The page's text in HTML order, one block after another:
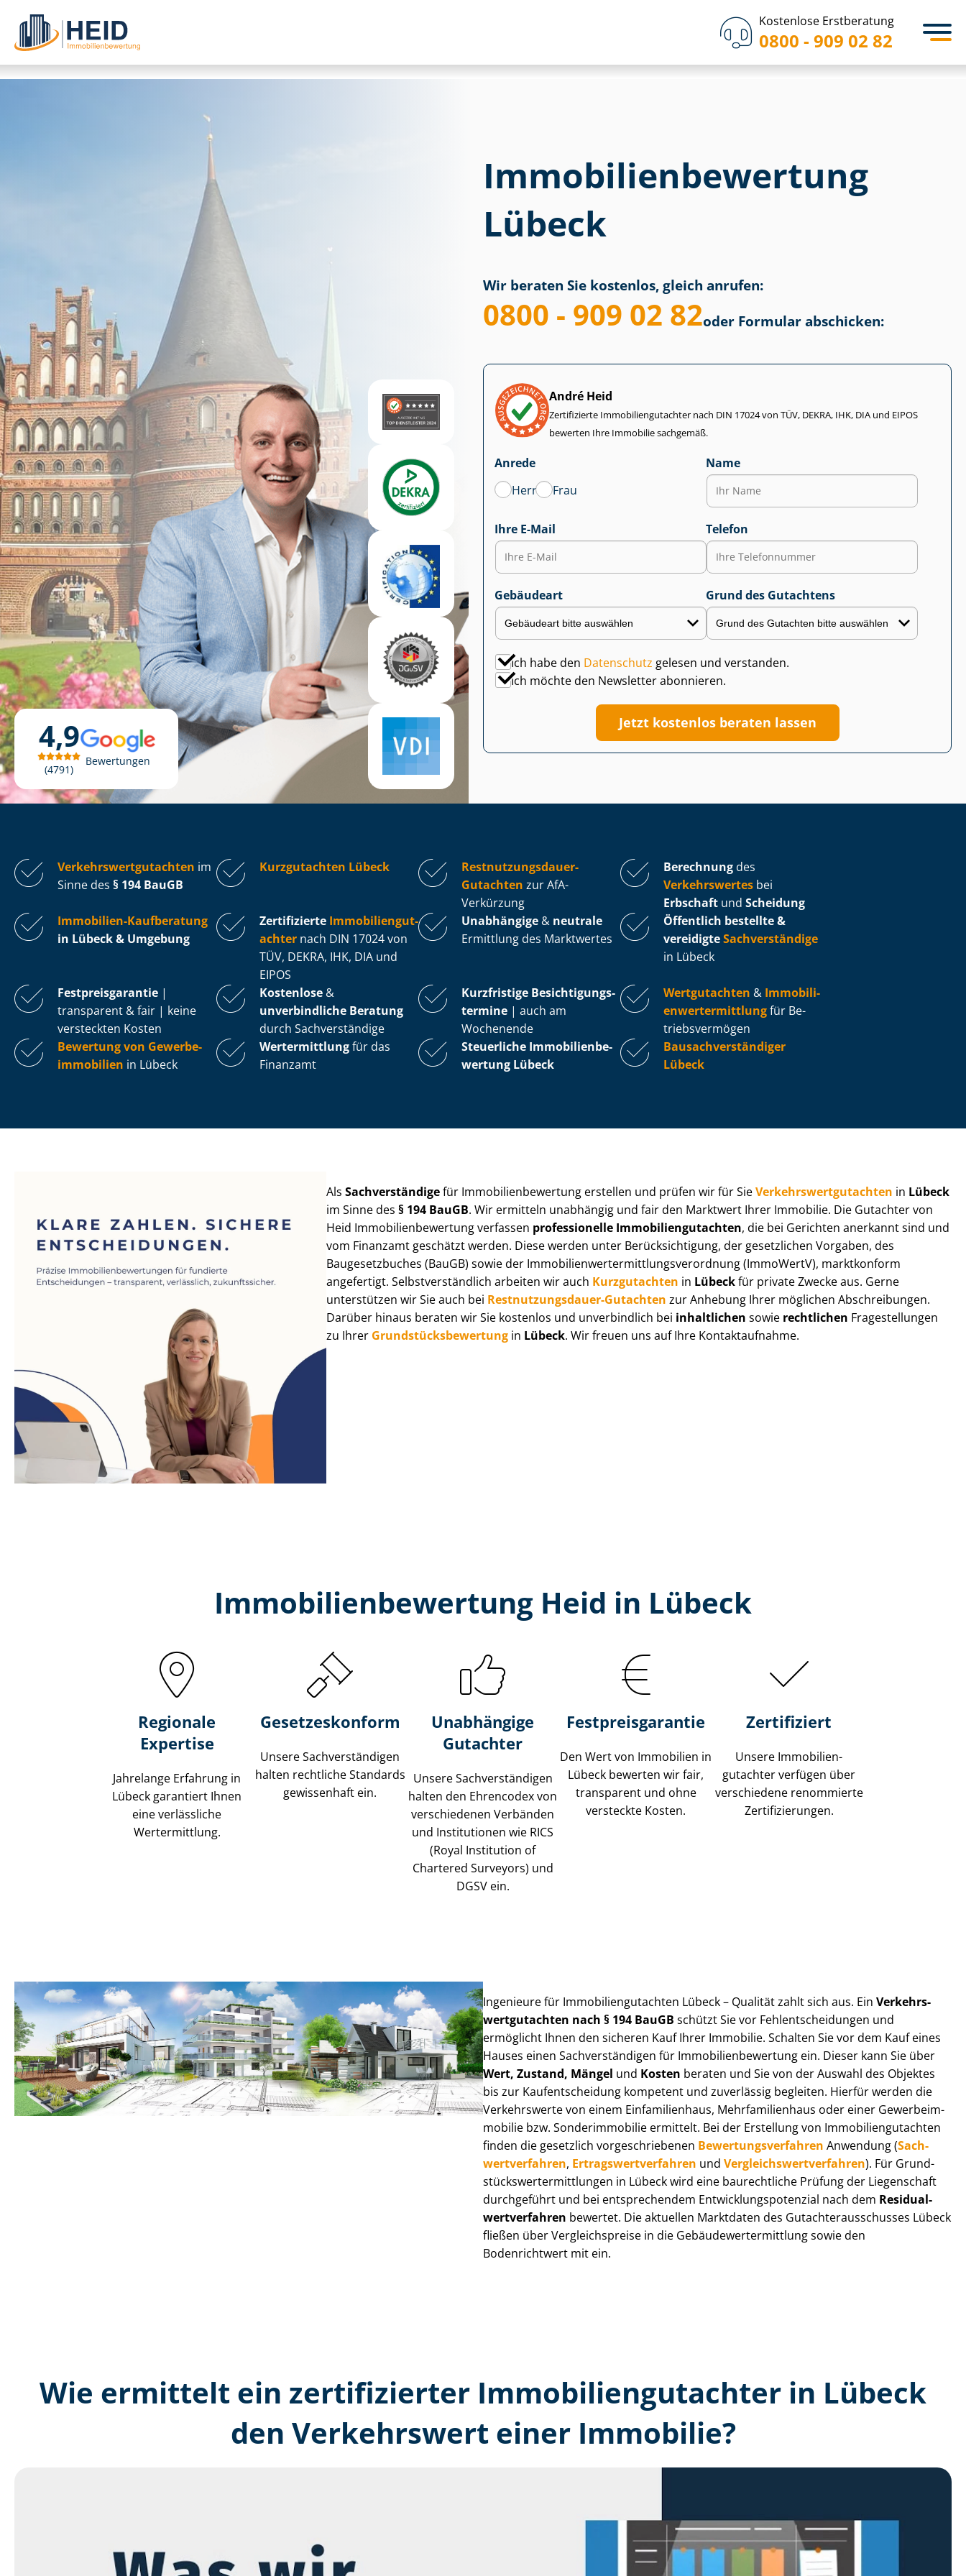
Kostenlose Erstberatung
0800 - 909 02 82
4,9
4791
Bewertungen
Immobilien­bewertung
Lübeck
Wir beraten Sie kostenlos, gleich anrufen:
0800 - 909 02 82oder Formular abschicken:
André Heid
Zertifizierte Im­mo­bi­li­en­gut­ach­ter nach DIN 17024 von TÜV, DEKRA, IHK, DIA und EIPOS
bewerten Ihre Immobilie sachgemäß.
Anrede
Herr
Frau
Name
Ihre E-Mail Telefon
Gebäudeart Grund des Gutachtens
Ich habe den Datenschutz gelesen und verstanden.
Ich möchte den Newsletter abonnieren.
Jetzt kostenlos beraten lassen
Ver­kehrs­wert­gut­ach­ten im
Sinne des § 194 BauGB
Kurzgutachten Lübeck
Rest­nut­zungs­dau­er-
Gutachten zur AfA-
Verkürzung
Berechnung des
Verkehrswertes bei
Erbschaft und Scheidung
Immobilien-Kaufberatung
in Lübeck & Umgebung
Zertifizierte Im­mo­bi­li­en­gut­
ach­ter nach DIN 17024 von
TÜV, DEKRA, IHK, DIA und
EIPOS
Unabhängige & neutrale
Ermittlung des Marktwertes
Öffentlich bestellte &
vereidigteSachverständige
in Lübeck
Fest­preis­ga­ran­tie |
transparent & fair | keine
versteckten Kosten
Kostenlose &
unverbindliche Beratung
durch Sachverständige
Kurzfristige Be­sich­ti­gungs­
ter­mi­ne | auch am
Wochenende
Wertgutachten & Im­mo­bi­li­
en­wert­ermitt­lungfür Be­
triebs­ver­mö­gen
Bewertung von Ge­wer­be­
im­mo­bi­li­en in Lübeck
Wertermittlungfür das
Finanzamt
Steuerliche Im­mo­bi­li­en­be­
wer­tung Lübeck
Bau­sach­ver­stän­di­ger
Lübeck
AlsSachverständigefür Im­mo­bi­li­en­be­wer­tung erstellen und prüfen wir für SieVer­kehrs­wert­gut­ach­ten in Lübeck
im Sinne des§ 194 BauGB. Wir ermitteln unabhängig und fair den Marktwert Ihrer Immobilie. Die Gutachter von
Heid Im­mo­bi­li­en­be­wer­tung verfassen professionelle Im­mo­bi­li­en­gut­ach­ten, die bei Gerichten anerkannt sind und
vom Finanzamt geschätzt werden. Diese werden unter Be­rück­sich­ti­gung, der gesetzlichen Vorgaben, des
Baugesetzbuches (BauGB) sowie der Im­mo­bi­li­en­wert­ermitt­lungs­ver­ord­nung (ImmoWertV), marktkonform
angefertigt. Selbst­ver­ständ­lich arbeiten wir auch Kurzgutachten in Lübeckfür private Zwecke aus. Gerne
unterstützen wir Sie auch bei Rest­nut­zungs­dau­er-Gutachten zur Anhebung Ihrer möglichen Abschreibungen.
Darüber hinaus beraten wir Sie kostenlos und unverbindlich bei inhaltlichen sowie rechtlichen Fragestellungen
zu Ihrer Grund­stücks­be­wer­tung in Lübeck. Wir freuen uns auf Ihre Kontaktaufnahme.
Immobilien­bewertung Heid in Lübeck
Regionale
Expertise
Jahrelange Erfahrung in
Lübeck garantiert Ihnen
eine verlässliche
Wertermittlung.
Gesetzes­konform
Unsere Sach­ver­stän­di­gen
halten rechtliche Standards
gewissenhaft ein.
Unabhängige
Gutachter
Unsere Sach­ver­stän­di­gen
halten den Ehrencodex von
verschiedenen Verbänden
und Institutionen wie RICS
(Royal Institution of
Chartered Surveyors) und
DGSV ein.
Festpreis​garantie
Den Wert von Immobilien in
Lübeck bewerten wir fair,
transparent und ohne
versteckte Kosten.
Zertifiziert
Unsere Immobilien­
gutachter verfügen über
verschiedene renommierte
Zer­ti­fi­zie­run­gen.
Ingenieure für Im­mo­bi­li­en­gut­ach­ten Lübeck – Qualität zahlt sich aus. Ein Ver­kehrs­
wert­gut­ach­ten nach § 194 BauGB schützt Sie vor Fehl­ent­schei­dun­gen und
ermöglicht Ihnen den sicheren Kauf Ihrer Immobilie. Schalten Sie vor dem Kauf eines
Hauses einen Sach­ver­stän­di­gen für Im­mo­bi­li­en­be­wer­tung ein. Dieser kann Sie über
Wert, Zustand, Mängel und Kosten beraten und Sie von der Auswahl des Objektes
bis zur Kauf­ent­schei­dung kompetent und zuverlässig begleiten. Hierfür werden die
Verkehrswerte von einem Einfamilienhaus, Mehr­fa­mi­li­en­haus oder einer Ge­wer­be­im­
mo­bi­lie bzw. Sonderimmobilie ermittelt. Bei der Erstellung von Im­mo­bi­li­en­gut­ach­ten
finden die gesetzlich vor­ge­schrie­be­nen Be­wer­tungs­ver­fah­ren Anwendung (Sach­
wert­ver­fah­ren, Er­trags­wert­ver­fah­ren und Ver­gleichs­wert­ver­fah­ren). Für Grund­
stücks­wert­ermitt­lun­gen in Lübeck wird eine baurechtliche Prüfung der Liegenschaft
durchgeführt und bei entsprechendem Ent­wick­lungs­po­ten­zi­al nach dem Re­si­du­al­
wert­ver­fah­ren bewertet. Die aktuellen Marktdaten des Gut­ach­ter­aus­schus­ses Lübeck
fließen über Ver­gleichs­prei­se in die Ge­bäu­de­wert­ermitt­lung sowie den
Bodenrichtwert mit ein.
Wie ermittelt ein zertifizierter Immobilien­gutachter in Lübeck
den Verkehrswert einer Immobilie?